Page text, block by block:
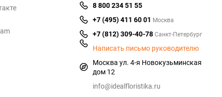
8 800 234 51 55
+7 (495) 411 60 01 Москва
+7 (812) 309-40-78Санкт-Петербург
Написать письмо руководителю
Москва ул. 4-я Новокузьминская
дом 12
info@idealfloristika.ru